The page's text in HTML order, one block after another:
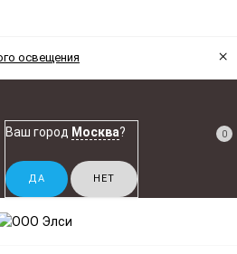
освещения ×
Ваш город Москва? 0